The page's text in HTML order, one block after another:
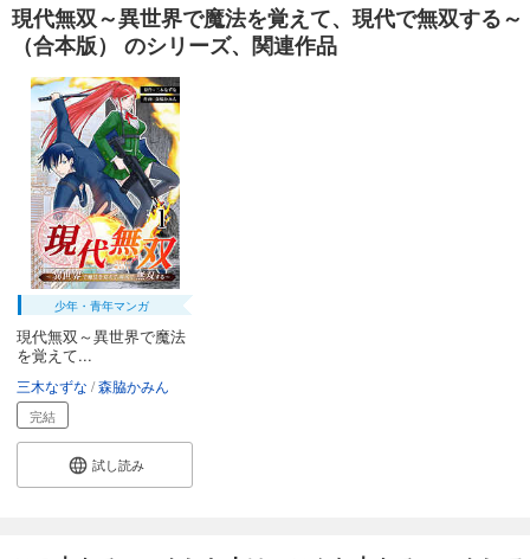
現代無双～異世界で魔法を覚えて、現代で無双する～
（合本版） のシリーズ、関連作品
少年・青年マンガ
現代無双～異世界で魔法
を覚えて...
三木なずな 森脇かみん
完結
試し読み